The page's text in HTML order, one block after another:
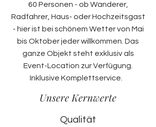
60 Personen - ob Wanderer,
Radfahrer, Haus- oder Hochzeitsgast
- hier ist bei schönem Wetter von Mai
bis Oktober jeder willkommen. Das
ganze Objekt steht exklusiv als
Event-Location zur Verfügung.
Inklusive Komplettservice.
Unsere Kernwerte
Qualität